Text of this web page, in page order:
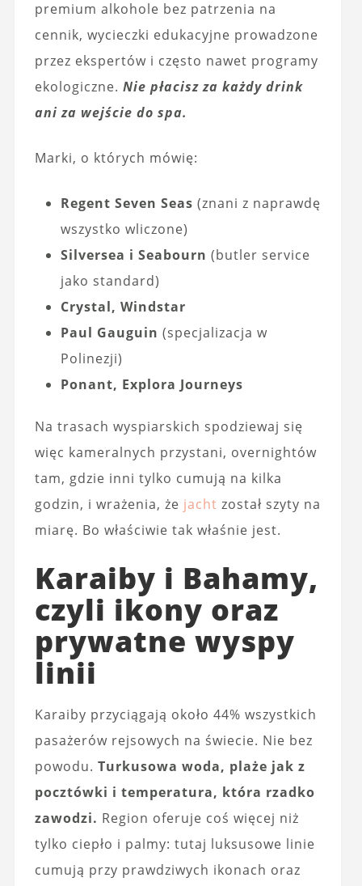
premium alkohole bez patrzenia na
cennik, wycieczki edukacyjne prowadzone
przez ekspertów i często nawet programy
ekologiczne. Nie płacisz za każdy drink
ani za wejście do spa.
Marki, o których mówię:
Regent Seven Seas (znani z naprawdę
wszystko wliczone)
Silversea i Seabourn (butler service
jako standard)
Crystal, Windstar
Paul Gauguin (specjalizacja w
Polinezji)
Ponant, Explora Journeys
Na trasach wyspiarskich spodziewaj się
więc kameralnych przystani, overnightów
tam, gdzie inni tylko cumują na kilka
godzin, i wrażenia, że jacht został szyty na
miarę. Bo właściwie tak właśnie jest.
Karaiby i Bahamy,
czyli ikony oraz
prywatne wyspy
linii
Karaiby przyciągają około 44% wszystkich
pasażerów rejsowych na świecie. Nie bez
powodu. Turkusowa woda, plaże jak z
pocztówki i temperatura, która rzadko
zawodzi. Region oferuje coś więcej niż
tylko ciepło i palmy: tutaj luksusowe linie
cumują przy prawdziwych ikonach oraz